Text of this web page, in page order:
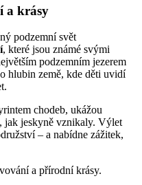
a krásy
podzemní svět
, které jsou známé svými
podzemním jezerem
hlubin země, kde děti uvidí
chodeb, ukážou
jak jeskyně vznikaly. Výlet
– a nabídne zážitek,
a přírodní krásy.